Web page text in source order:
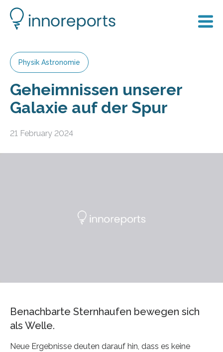
Physik Astronomie
Geheimnissen unserer
Galaxie auf der Spur
21 February 2024
Benachbarte Sternhaufen bewegen sich
als Welle.
Neue Ergebnisse deuten darauf hin, dass es keine